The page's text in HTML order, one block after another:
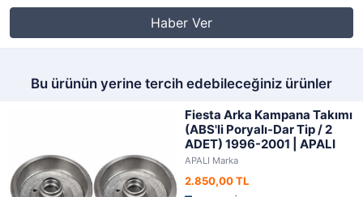
Haber Ver
Bu ürünün yerine tercih edebileceğiniz ürünler
Fiesta Arka Kampana Takımı
(ABS'li Poryalı-Dar Tip / 2
ADET) 1996-2001 | APALI
APALI Marka
2.850,00 TL